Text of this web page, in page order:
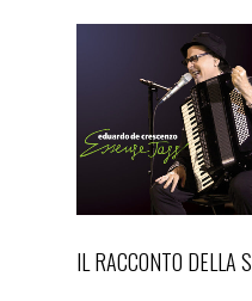
IL RACCONTO DELLA